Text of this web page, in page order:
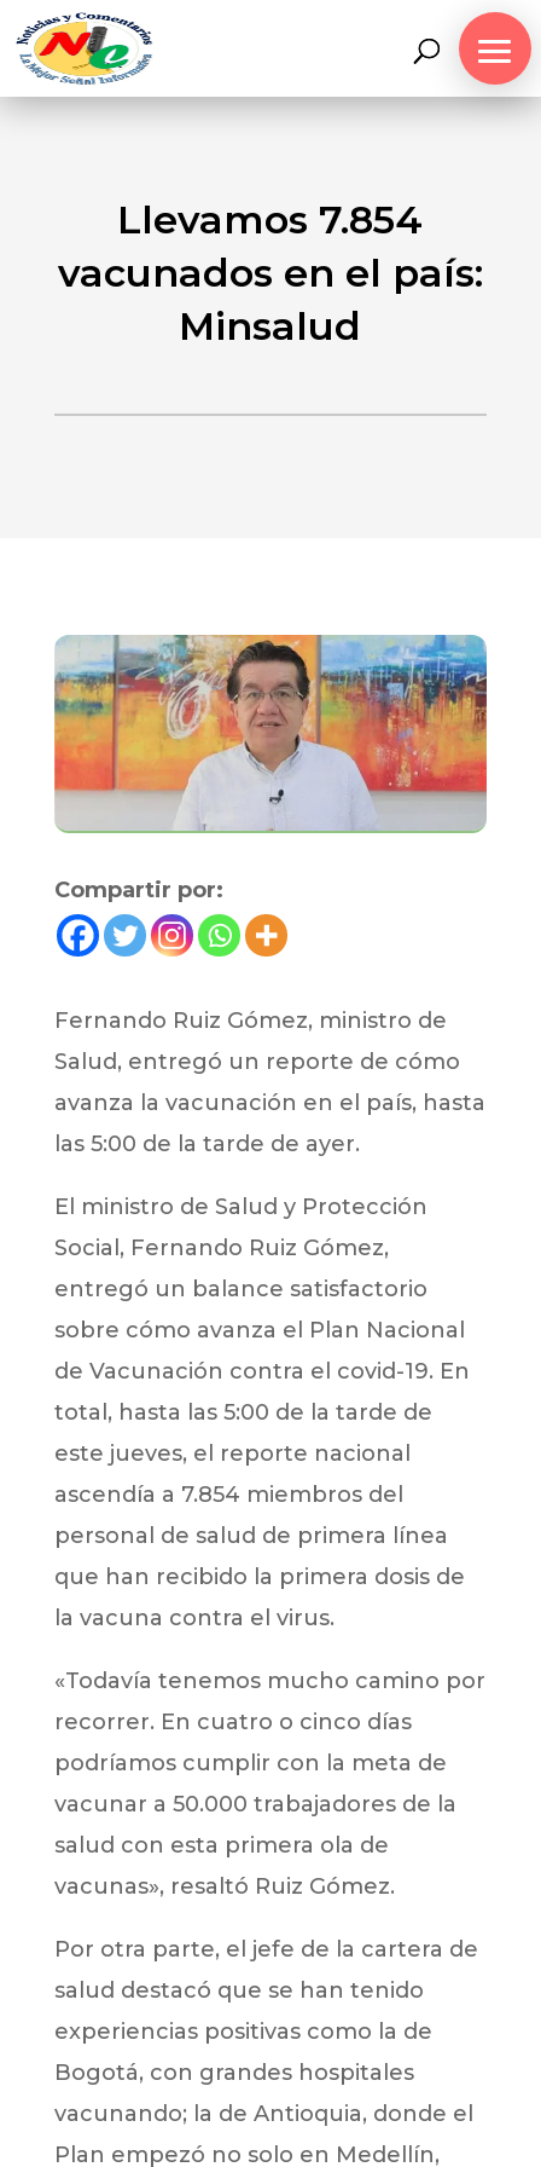
Llevamos 7.854
vacunados en el país:
Minsalud
Compartir por:
​Fernando Ruiz Gómez, ministro de
Salud, entregó un reporte de cómo
avanza la vacunación en el país, hasta
las 5:00 de la tarde de ayer.
El ministro de Salud y Protección
Social, Fernando Ruiz Gómez,
entregó un balance satisfactorio
sobre cómo avanza el Plan Nacional
de Vacunación contra el covid-19. En
total, hasta las 5:00 de la tarde de
este jueves, el reporte nacional
ascendía a 7.854 miembros del
personal de salud de primera línea
que han recibido la primera dosis de
la vacuna contra el virus.
«Todavía tenemos mucho camino por
recorrer. En cuatro o cinco días
podríamos cumplir con la meta de
vacunar a 50.000 trabajadores de la
salud con esta primera ola de
vacunas», resaltó Ruiz Gómez.
Por otra parte, el jefe de la cartera de
salud destacó que se han tenido
experiencias positivas como la de
Bogotá, con grandes hospitales
vacunando; la de Antioquia, donde el
Plan empezó no solo en Medellín,